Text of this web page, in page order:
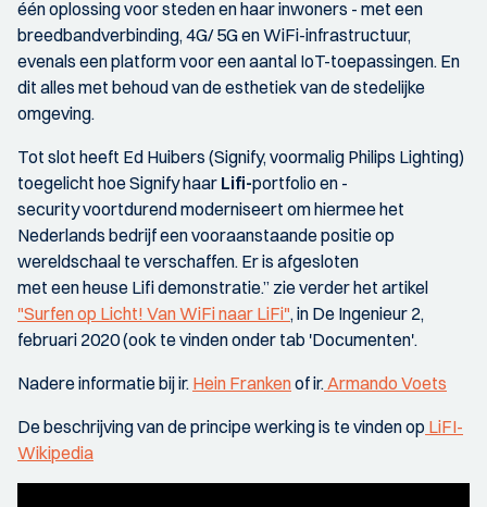
één oplossing voor steden en haar inwoners - met een
breedbandverbinding, 4G/ 5G en WiFi-infrastructuur,
evenals een platform voor een aantal IoT-toepassingen. En
dit alles met behoud van de esthetiek van de stedelijke
omgeving.
Tot slot heeft Ed Huibers (Signify, voormalig Philips Lighting)
toegelicht hoe Signify haar Lifi-portfolio en -
security voortdurend moderniseert om hiermee het
Nederlands bedrijf een vooraanstaande positie op
wereldschaal te verschaffen. Er is afgesloten
met een heuse Lifi demonstratie.” zie verder het artikel
"Surfen op Licht! Van WiFi naar LiFi", in De Ingenieur 2,
februari 2020 (ook te vinden onder tab 'Documenten'.
Nadere informatie bij ir. Hein Frankenof ir.Armando Voets
De beschrijving van de principe werking is te vinden op LiFI-
Wikipedia